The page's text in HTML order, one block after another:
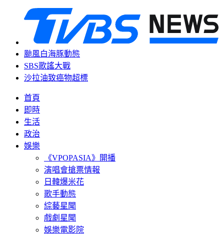
颱風白海豚動態
SBS歌謠大戰
沙拉油致癌物超標
首頁
即時
生活
政治
娛樂
《VPOPASIA》開播
演唱會搶票情報
日韓爆米花
歌手動態
綜藝星聞
戲劇星聞
娛樂電影院